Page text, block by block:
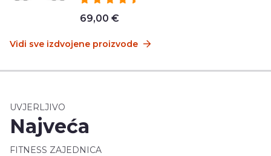
69,00 €
Vidi sve izdvojene proizvode
UVJERLJIVO
Najveća
FITNESS ZAJEDNICA